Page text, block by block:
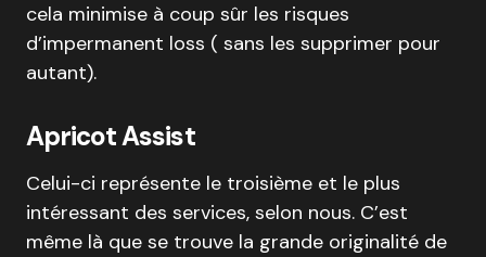
cela minimise à coup sûr les risques
d’impermanent loss ( sans les supprimer pour
autant).
Apricot Assist
Celui-ci représente le troisième et le plus
intéressant des services, selon nous. C’est
même là que se trouve la grande originalité de